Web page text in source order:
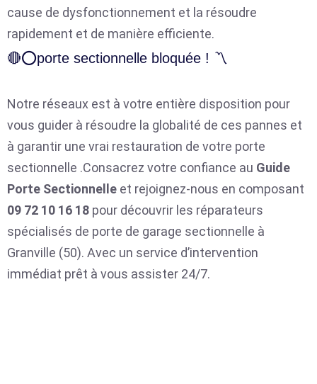
cause de dysfonctionnement et la résoudre
rapidement et de manière efficiente.
🔴⭕porte sectionnelle bloquée ! 〽️
Notre réseaux est à votre entière disposition pour
vous guider à résoudre la globalité de ces pannes et
à garantir une vrai restauration de votre porte
sectionnelle .Consacrez votre confiance au Guide
Porte Sectionnelle et rejoignez-nous en composant
09 72 10 16 18 pour découvrir les réparateurs
spécialisés de porte de garage sectionnelle à
Granville (50). Avec un service d’intervention
immédiat prêt à vous assister 24/7.